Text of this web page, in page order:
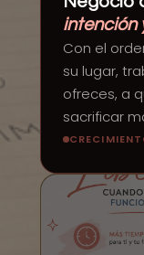
intención
Con el
su lugar,
ofreces, a
sacrificar